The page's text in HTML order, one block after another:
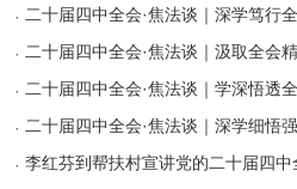
· 二十届四中全会·焦法谈｜深学笃行
· 二十届四中全会·焦法谈｜汲取全会
· 二十届四中全会·焦法谈｜学深悟透
· 二十届四中全会·焦法谈｜深学细悟
· 李红芬到帮扶村宣讲党的二十届四